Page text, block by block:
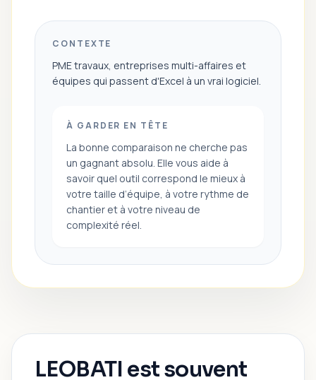
CONTEXTE
PME travaux, entreprises multi-affaires et
équipes qui passent d'Excel à un vrai logiciel.
À GARDER EN TÊTE
La bonne comparaison ne cherche pas
un gagnant absolu. Elle vous aide à
savoir quel outil correspond le mieux à
votre taille d’équipe, à votre rythme de
chantier et à votre niveau de
complexité réel.
LEOBATI est souvent